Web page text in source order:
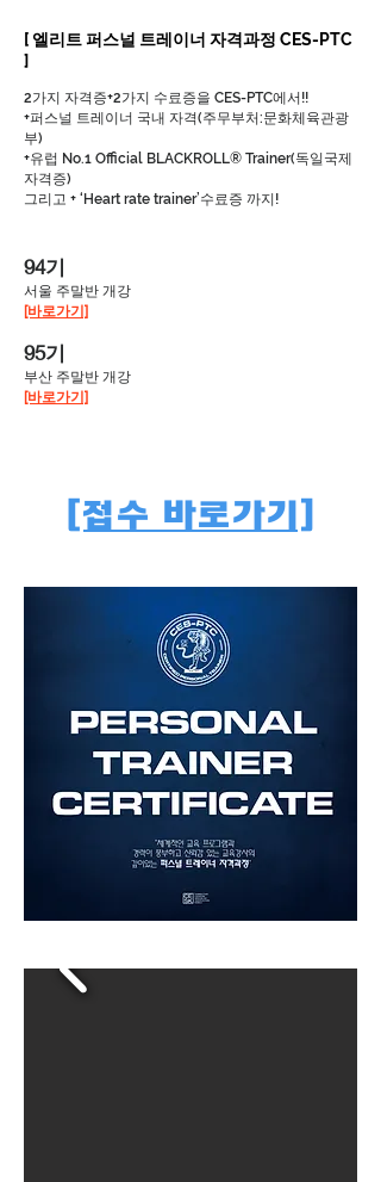
[ 엘리트 퍼스널 트레이너 자격과정 CES-PTC
]
2가지 자격증+2가지 수료증을 CES-PTC에서!!
+퍼스널 트레이너 국내 자격(주무부처:문화체육관광
부)
+유럽 No.1 Official BLACKROLL® Trainer(독일국제
자격증)
그리고 + ‘Heart rate trainer’수료증 까지!
94기
서울 주말반 개강
​[바로가기]
95기
부산 주말반 개강
​[바로가기]
[접수 바로가기]